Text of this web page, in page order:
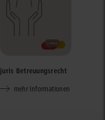
juris Betreuungsrecht
mehr Informationen